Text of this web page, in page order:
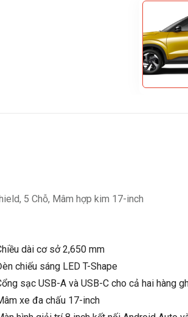
5 Chỗ, Mâm hợp kim 17-inch
dài cơ sở 2,650 mm
chiếu sáng LED T-Shape
sạc USB-A và USB-C cho cả hai hàng
xe đa chấu 17-inch